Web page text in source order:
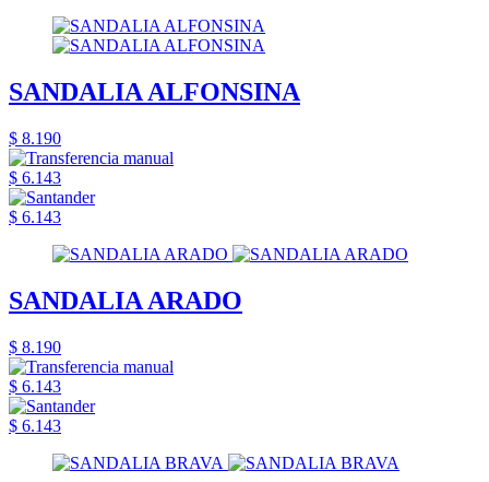
SANDALIA ALFONSINA
$ 8.190
$ 6.143
$ 6.143
SANDALIA ARADO
$ 8.190
$ 6.143
$ 6.143